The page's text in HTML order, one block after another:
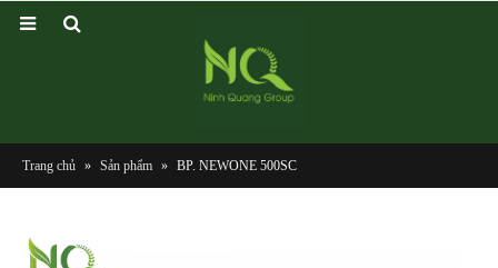
Trang chủ » Sản phẩm » BP. NEWONE 500SC